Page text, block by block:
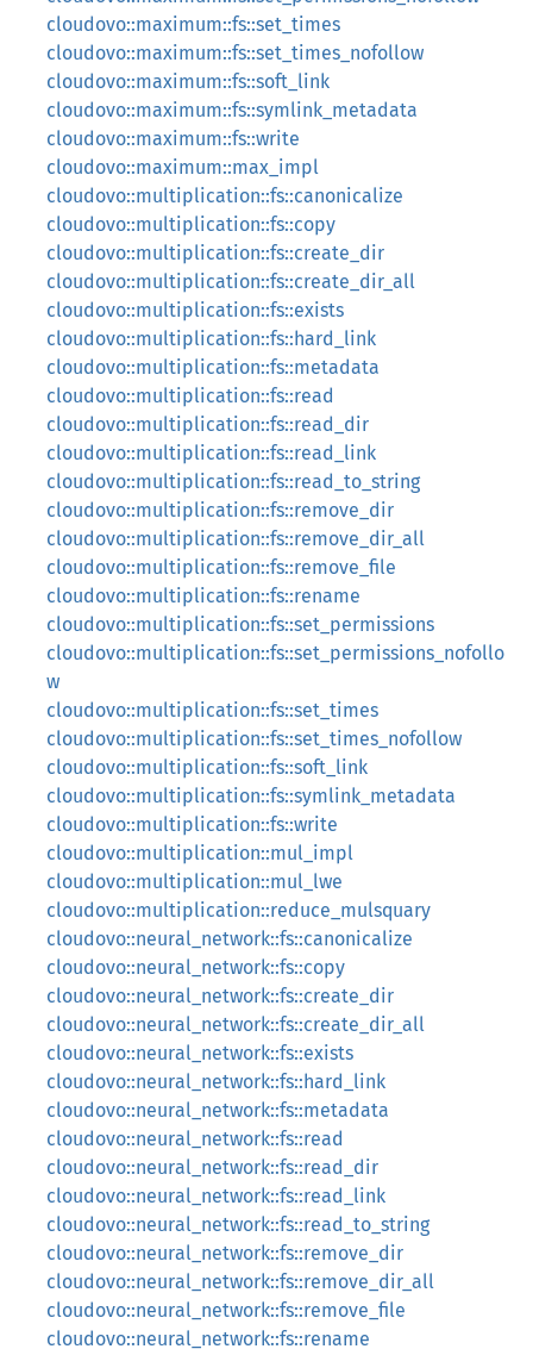
cloudovo::maximum::fs::set_times
cloudovo::maximum::fs::set_times_nofollow
cloudovo::maximum::fs::soft_link
cloudovo::maximum::fs::symlink_metadata
cloudovo::maximum::fs::write
cloudovo::maximum::max_impl
cloudovo::multiplication::fs::canonicalize
cloudovo::multiplication::fs::copy
cloudovo::multiplication::fs::create_dir
cloudovo::multiplication::fs::create_dir_all
cloudovo::multiplication::fs::exists
cloudovo::multiplication::fs::hard_link
cloudovo::multiplication::fs::metadata
cloudovo::multiplication::fs::read
cloudovo::multiplication::fs::read_dir
cloudovo::multiplication::fs::read_link
cloudovo::multiplication::fs::read_to_string
cloudovo::multiplication::fs::remove_dir
cloudovo::multiplication::fs::remove_dir_all
cloudovo::multiplication::fs::remove_file
cloudovo::multiplication::fs::rename
cloudovo::multiplication::fs::set_permissions
cloudovo::multiplication::fs::set_permissions_nofollo
w
cloudovo::multiplication::fs::set_times
cloudovo::multiplication::fs::set_times_nofollow
cloudovo::multiplication::fs::soft_link
cloudovo::multiplication::fs::symlink_metadata
cloudovo::multiplication::fs::write
cloudovo::multiplication::mul_impl
cloudovo::multiplication::mul_lwe
cloudovo::multiplication::reduce_mulsquary
cloudovo::neural_network::fs::canonicalize
cloudovo::neural_network::fs::copy
cloudovo::neural_network::fs::create_dir
cloudovo::neural_network::fs::create_dir_all
cloudovo::neural_network::fs::exists
cloudovo::neural_network::fs::hard_link
cloudovo::neural_network::fs::metadata
cloudovo::neural_network::fs::read
cloudovo::neural_network::fs::read_dir
cloudovo::neural_network::fs::read_link
cloudovo::neural_network::fs::read_to_string
cloudovo::neural_network::fs::remove_dir
cloudovo::neural_network::fs::remove_dir_all
cloudovo::neural_network::fs::remove_file
cloudovo::neural_network::fs::rename